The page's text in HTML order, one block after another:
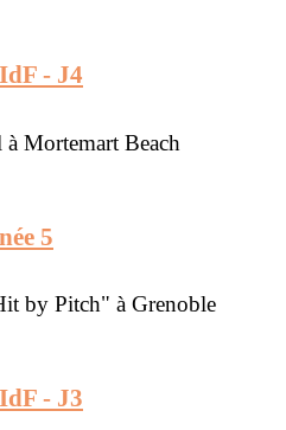
- J4
Mortemart Beach
5
by Pitch" à Grenoble
- J3